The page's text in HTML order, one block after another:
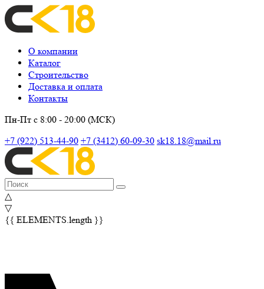
О компании
Каталог
Строительство
Доставка и оплата
Контакты
Пн-Пт с 8:00 - 20:00 (МСК)
+7 (922) 513-44-90 +7 (3412) 60-09-30 sk18.18@mail.ru
△
▽
{{ ELEMENTS.length }}